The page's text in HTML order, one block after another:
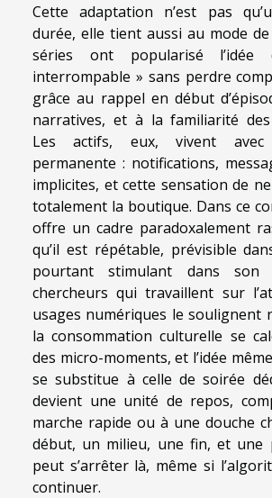
Cette adaptation n’est pas
durée, elle tient aussi au mode
séries ont popularisé l’idée
interrompable » sans perdre
grâce au rappel en début
narratives, et à la familiarité des
Les actifs, eux, vivent avec
permanente : notifications,
implicites, et cette sensation de
totalement la boutique. Dans ce
offre un cadre paradoxalement
qu’il est répétable, prévisible
pourtant stimulant dans son
chercheurs qui travaillent sur
usages numériques le soulignent
la consommation culturelle se
des micro-moments, et l’idée
se substitue à celle de soirée
devient une unité de repos,
marche rapide ou à une douche
début, un milieu, une fin, et une
peut s’arrêter là, même si
continuer.